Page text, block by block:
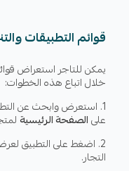
قوائم التطبيقات
يمكن للتاجر استعراض
خلال اتباع هذه الخطوات:
استعرض وابحث عن
على الصفحة الرئيسية
اضغط على التطبيق
التجار.